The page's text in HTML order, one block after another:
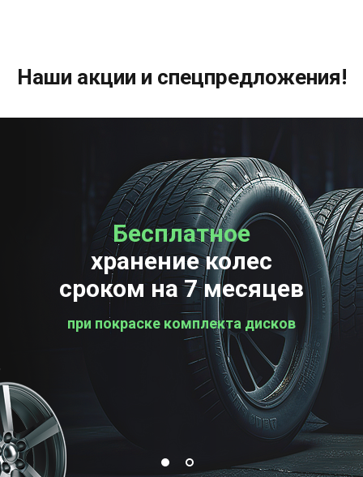
Наши акции и спецпредложения!
Бесплатное
хранение колес
сроком на 7 месяцев
при покраске комплекта дисков
Бесплатная
проверка колес